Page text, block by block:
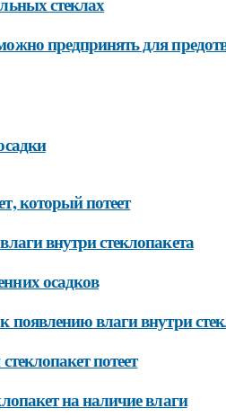
предпринять для
который потеет
внутри стеклопакета
осадков
влаги внутри
потеет
на наличие влаги